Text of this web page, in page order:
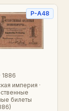
P-A48
1886
империя ·
билеты